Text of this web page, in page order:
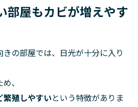
部屋もカビが増えやす
の部屋では、日光が十分に入り
、
繁殖しやすいという特徴がありま